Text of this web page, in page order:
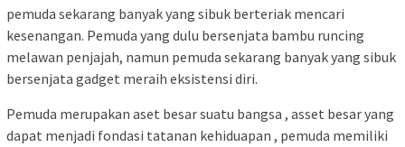
pemuda sekarang banyak yang sibuk berteriak mencari
kesenangan. Pemuda yang dulu bersenjata bambu runcing
melawan penjajah, namun pemuda sekarang banyak yang sibuk
bersenjata gadget meraih eksistensi diri.
Pemuda merupakan aset besar suatu bangsa , asset besar yang
dapat menjadi fondasi tatanan kehiduapan , pemuda memiliki